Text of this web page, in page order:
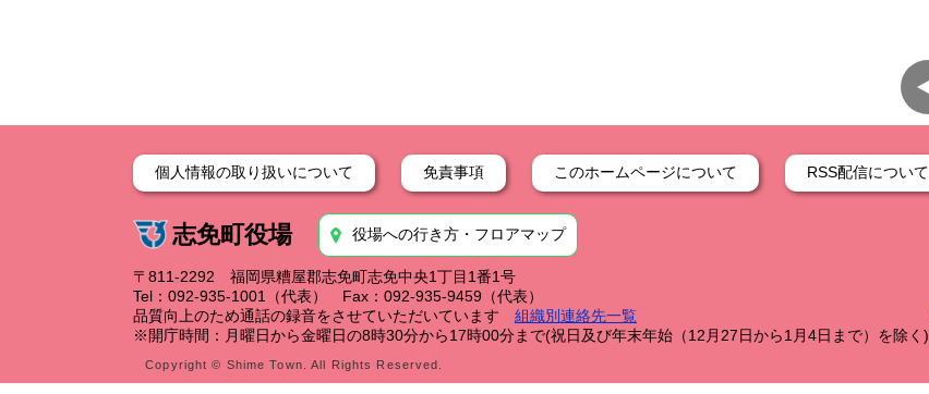
個人情報の取り扱いについて 免責事項 このホームページについて RSS配信について
志免町役場 役場への行き方・フロアマップ
〒811-2292 福岡県糟屋郡志免町志免中央1丁目1番1号
Tel：092-935-1001（代表） Fax：092-935-9459（代表）
品質向上のため通話の録音をさせていただいています
組織別連絡先一覧
※開庁時間：月曜日から金曜日の8時30分から17時00分まで(祝日及び年末年始（12月27日から1月4日まで）を除く)
Copyright © Shime Town. All Rights Reserved.